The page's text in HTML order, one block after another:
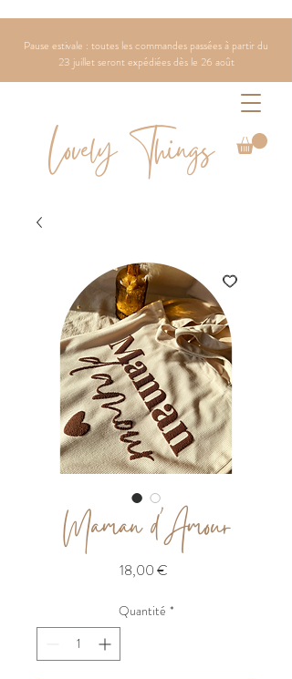
Lovely Things
Pause estivale : toutes les commandes passées à partir du
23 juillet seront expédiées dès le 26 août
Maman d'Amour
18,00 €
Quantité *